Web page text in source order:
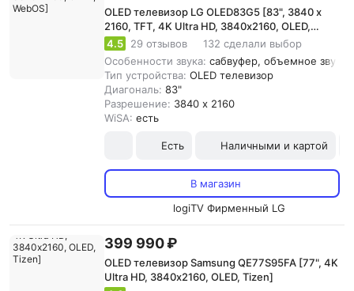
OLED телевизор LG OLED83G5 [83", 3840 x
2160, TFT, 4K Ultra HD, 3840х2160, OLED,
WebOS]
4.5 29 отзывов
132 сделали выбор
Особенности звука: сабвуфер, объемное
Тип устройства: OLED телевизор
Диагональ: 83"
Разрешение: 3840 x 2160
WiSA: есть
Есть Наличными и картой
В магазин
logiTV Фирменный LG
399 990 ₽
OLED телевизор Samsung QE77S95FA [77", 4K
Ultra HD, 3840х2160, OLED, Tizen]